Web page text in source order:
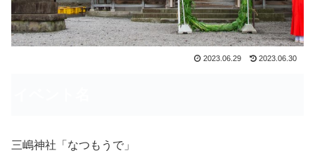
2023.06.29 2023.06.30
三嶋神社「なつもうで」